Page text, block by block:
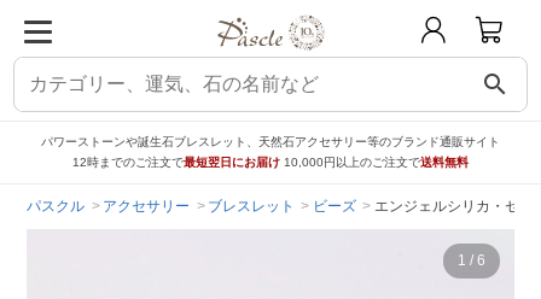
search
パワーストーンや誕生石ブレスレット、天然石アクセサリー等のブランド通販サイト
12時までのご注文で最短翌日にお届け 10,000円以上のご注文で送料無料
パスクル アクセサリー ブレスレット ビーズ エンジェルシリカ・セレ
1 / 6